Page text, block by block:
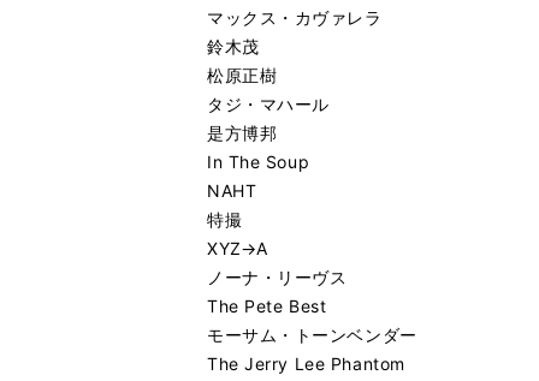
マックス・カヴァレラ
鈴木茂
松原正樹
タジ・マハール
是方博邦
In The Soup
NAHT
特撮
XYZ→A
ノーナ・リーヴス
The Pete Best
モーサム・トーンベンダー
The Jerry Lee Phantom